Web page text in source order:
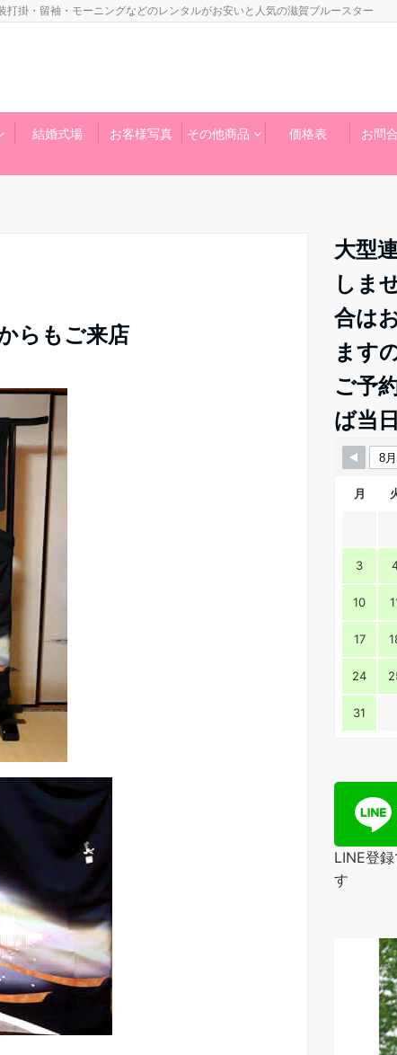
掛・留袖・モーニングなどのレンタルがお安いと人気の滋賀ブルースター
結婚式場 お客様写真 その他商品 価格表 お問
らもご来店
大型
しま
合は
ます
ご予
ば当
月
3
10
17
24
31
LINE登
す